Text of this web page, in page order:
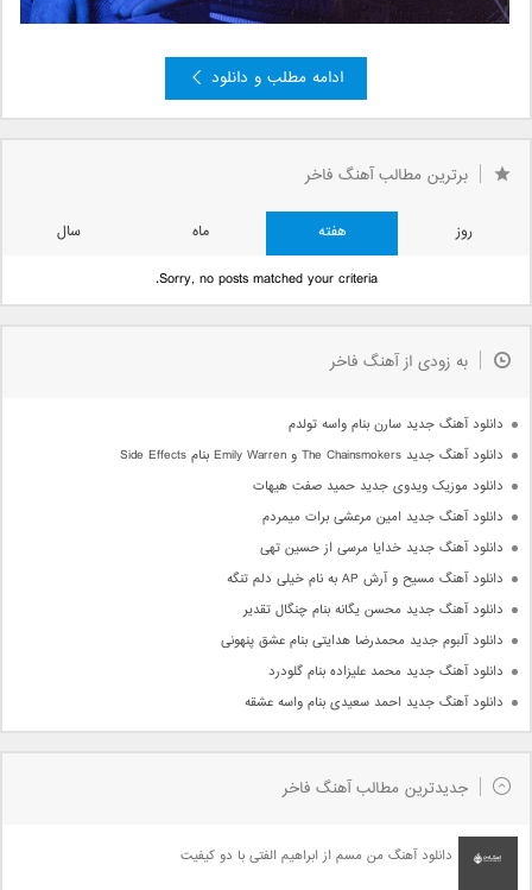
ادامه مطلب و دانلود
برترین مطالب آهنگ فاخر
روز هفته ماه
سال
Sorry, no posts matched your criteria.
به زودی از آهنگ فاخر
دانلود آهنگ جدید سارن بنام واسه تولدم
دانلود آهنگ جدید The Chainsmokers و Emily Warren بنام Side Effects
دانلود موزیک ویدوی جدید حمید صفت هیهات
دانلود آهنگ جدید امین مرعشی برات میمردم
دانلود آهنگ جدید خدایا مرسی از حسین تهی
دانلود آهنگ مسیح و آرش AP به نام خیلی دلم تنگه
دانلود آهنگ جدید محسن یگانه بنام چنگال تقدیر
دانلود آلبوم جدید محمدرضا هدایتی بنام عشق پنهونی
دانلود آهنگ جدید محمد علیزاده بنام گلودرد
دانلود آهنگ جدید احمد سعیدی بنام واسه عشقه
جدیدترین مطالب آهنگ فاخر
دانلود آهنگ من مسم از ابراهیم الفتی با دو کیفیت